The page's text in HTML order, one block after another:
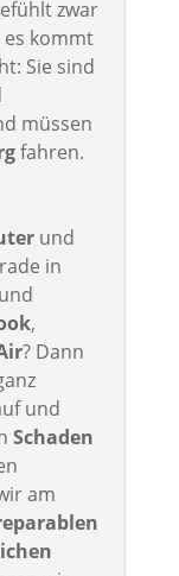
zwar
es kommt
Sie sind
müssen
fahren.
und
in
,
? Dann
und
Schaden
am